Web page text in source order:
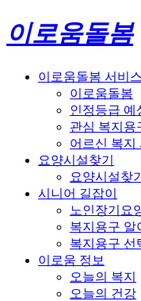
이로움돌봄
이로움돌봄 서비스
이로움돌봄
인정등급 예
관심 복지용
어르신 복지
요양시설찾기
요양시설찾기
시니어 길잡이
노인장기요
복지용구 알
복지용구 선
이로움 정보
오늘의 복지
오늘의 건강